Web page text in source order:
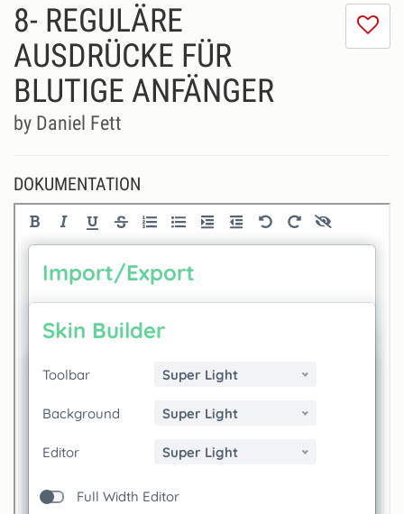
8- REGULÄRE
AUSDRÜCKE FÜR
BLUTIGE ANFÄNGER
by Daniel Fett
DOKUMENTATION